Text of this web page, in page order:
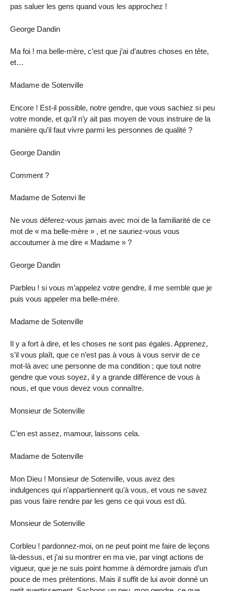
pas saluer les gens quand vous les approchez !
George Dandin
Ma foi ! ma belle-mère, c’est que j’ai d’autres choses en tête,
et…
Madame de Sotenville
Encore ! Est-il possible, notre gendre, que vous sachiez si peu
votre monde, et qu’il n’y ait pas moyen de vous instruire de la
manière qu’il faut vivre parmi les personnes de qualité ?
George Dandin
Comment ?
Madame de Sotenvi lle
Ne vous déferez-vous jamais avec moi de la familiarité de ce
mot de « ma belle-mère » , et ne sauriez-vous vous
accoutumer à me dire « Madame » ?
George Dandin
Parbleu ! si vous m’appelez votre gendre, il me semble que je
puis vous appeler ma belle-mère.
Madame de Sotenville
Il y a fort à dire, et les choses ne sont pas égales. Apprenez,
s’il vous plaît, que ce n’est pas à vous à vous servir de ce
mot-là avec une personne de ma condition ; que tout notre
gendre que vous soyez, il y a grande différence de vous à
nous, et que vous devez vous connaître.
Monsieur de Sotenville
C’en est assez, mamour, laissons cela.
Madame de Sotenville
Mon Dieu ! Monsieur de Sotenville, vous avez des
indulgences qui n’appartiennent qu’à vous, et vous ne savez
pas vous faire rendre par les gens ce qui vous est dû.
Monsieur de Sotenville
Corbleu ! pardonnez-moi, on ne peut point me faire de leçons
là-dessus, et j’ai su montrer en ma vie, par vingt actions de
vigueur, que je ne suis point homme à démordre jamais d’un
pouce de mes prétentions. Mais il suffit de lui avoir donné un